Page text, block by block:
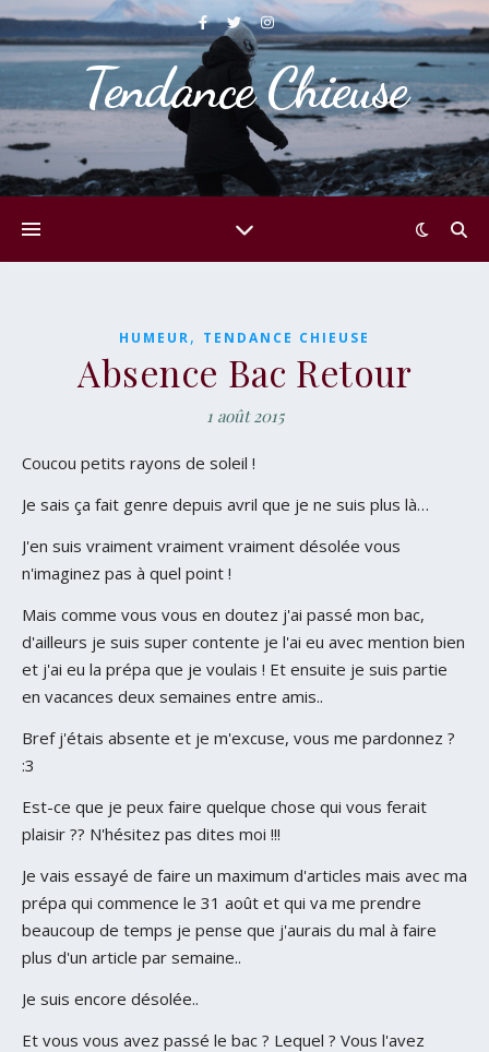
Tendance Chieuse
HUMEUR, TENDANCE CHIEUSE
Absence Bac Retour
1 août 2015
Coucou petits rayons de soleil !
Je sais ça fait genre depuis avril que je ne suis plus là…
J'en suis vraiment vraiment vraiment désolée vous
n'imaginez pas à quel point !
Mais comme vous vous en doutez j'ai passé mon bac,
d'ailleurs je suis super contente je l'ai eu avec mention bien
et j'ai eu la prépa que je voulais ! Et ensuite je suis partie
en vacances deux semaines entre amis..
Bref j'étais absente et je m'excuse, vous me pardonnez ?
:3
Est-ce que je peux faire quelque chose qui vous ferait
plaisir ?? N'hésitez pas dites moi !!!
Je vais essayé de faire un maximum d'articles mais avec ma
prépa qui commence le 31 août et qui va me prendre
beaucoup de temps je pense que j'aurais du mal à faire
plus d'un article par semaine..
Je suis encore désolée..
Et vous vous avez passé le bac ? Lequel ? Vous l'avez